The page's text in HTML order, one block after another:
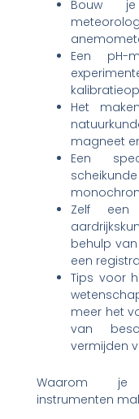
Bouw
Een pH-
Het
magneet
Een
Zelf een
behulp
een
Tips voor
meer het
van
vermijden
Waarom je
instrumenten